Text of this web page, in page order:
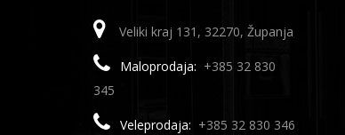
Veliki kraj 131, 32270, Županja
Maloprodaja: +385 32 830
345
Veleprodaja: +385 32 830 346